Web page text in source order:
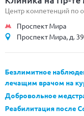
Центр компетенций по
Проспект Мира
Проспект Мира, д. 39
Безлимитное
лечащим врачом на
Добровольное
Реабилитация после